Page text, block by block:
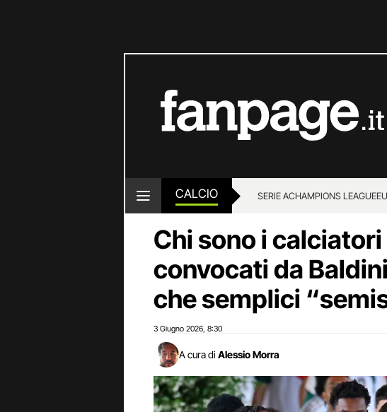
CALCIO SERIE ACHAMPIONS LEAGUE
Chi sono i calciatori
convocati da
che semplici
3 Giugno 2026 8:30
A cura di Alessio Morra